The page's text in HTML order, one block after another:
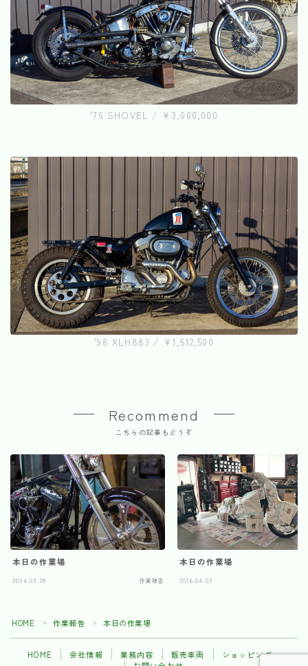
'76 SHOVEL / ¥3,000,000
'98 XLH883 / ¥1,512,500
Recommend
こちらの記事もどうぞ
本日の作業場
2024.03.28 作業報告
本日の作業場
2016.04.03
HOME ＞ 作業報告 ＞ 本日の作業場
HOME 会社情報 業務内容 販売車両
ショッピング